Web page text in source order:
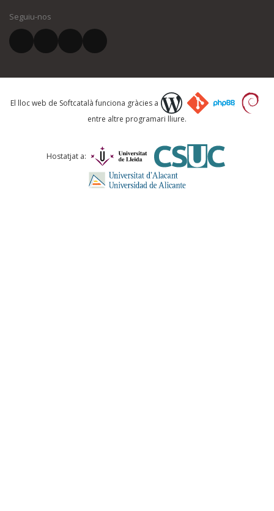
El vostre correu electrònic *
Què proposeu?
Comentari *
Seguiu-nos
El lloc web de Softcatalà funciona gràcies a
entre altre programari lliure.
Hostatjat a: